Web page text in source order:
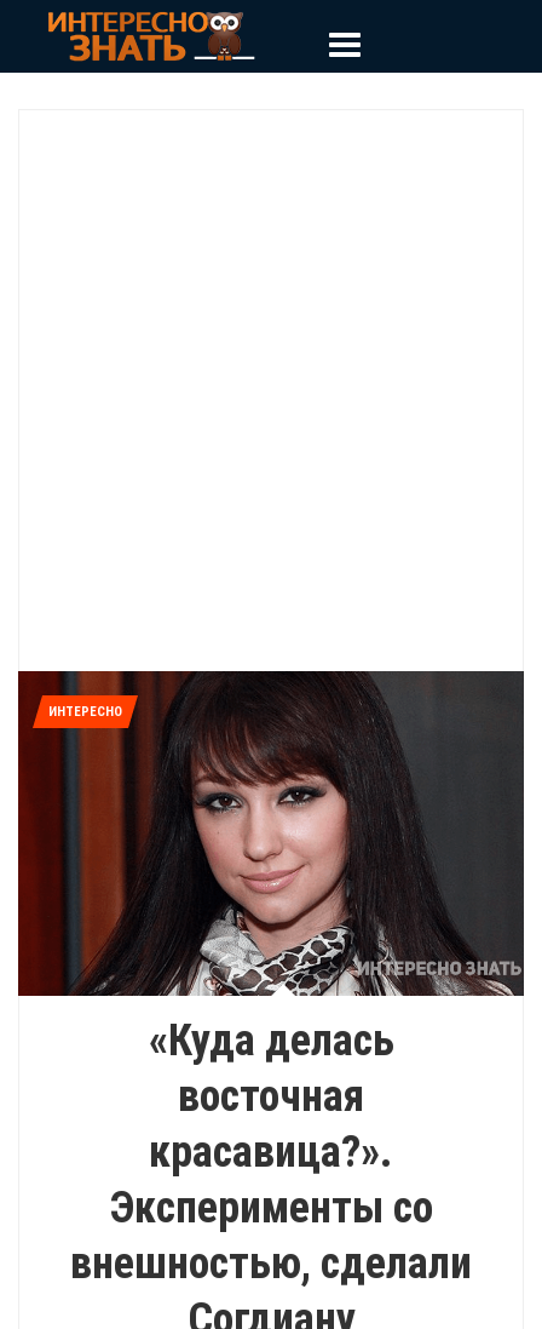
ИНТЕРЕСНО
«Куда делась
восточная
красавица?».
Эксперименты со
внешностью, сделали
Согдиану